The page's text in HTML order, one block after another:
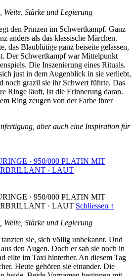
Weite, Stärke und Legierung
den Prinzen im Schwertkampf. Ganz
anders als das klassische Märchen.
das Blaublütige ganz beiseite gelassen,
Der Schwertkampf war Mittelpunkt
Die Inszenierung eines Rituals.
just in dem Augenblick in sie verliebt,
noch grazil sie ihr Schwert führte. Das
Ringe läuft, ist die Erinnerung daran.
Ring zeugen von der Farbe ihrer
aber auch eine Inspiration für
· 950/000 PLATIN MIT
· LAUT
· 950/000 PLATIN MIT
· LAUT Schliessen ↑
Weite, Stärke und Legierung
sie, sich völlig unbekannt. Und
den Augen. Doch er sah sie noch in
eilte im Taxi hinterher. An diesem Tag
Heute gehören sie einander. Die